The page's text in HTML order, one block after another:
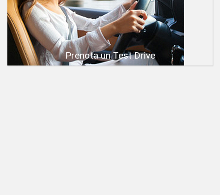
Prenota un Test Drive